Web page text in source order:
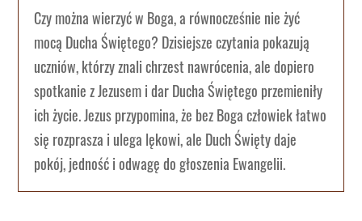
Czy można wierzyć w Boga, a równocześnie nie żyć
mocą Ducha Świętego? Dzisiejsze czytania pokazują
uczniów, którzy znali chrzest nawrócenia, ale dopiero
spotkanie z Jezusem i dar Ducha Świętego przemieniły
ich życie. Jezus przypomina, że bez Boga człowiek łatwo
się rozprasza i ulega lękowi, ale Duch Święty daje
pokój, jedność i odwagę do głoszenia Ewangelii.